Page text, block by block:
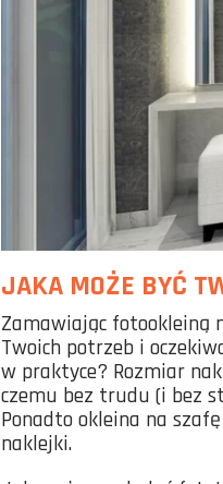
JAKA MOŻE BYĆ
Zamawiając fotookleiną
Twoich potrzeb i
w praktyce? Rozmiar
czemu bez trudu (i bez
Ponadto okleina na
naklejki.